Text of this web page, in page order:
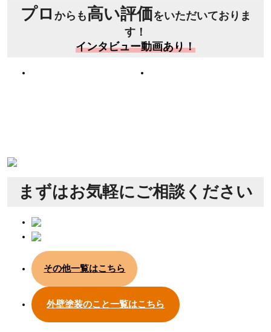
プロ からも高い評価をいただいておりま
す！
インタビュー動画あり！
まずはお気軽にご相談ください
その他一覧はこちら
外壁塗装のこと一覧はこちら